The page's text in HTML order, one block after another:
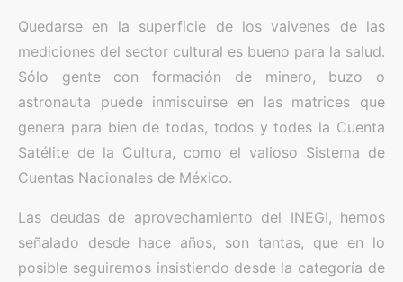
Quedarse en la superficie de los vaivenes de las
mediciones del sector cultural es bueno para la salud.
Sólo gente con formación de minero, buzo o
astronauta puede inmiscuirse en las matrices que
genera para bien de todas, todos y todes la Cuenta
Satélite de la Cultura, como el valioso Sistema de
Cuentas Nacionales de México.
Las deudas de aprovechamiento del INEGI, hemos
señalado desde hace años, son tantas, que en lo
posible seguiremos insistiendo desde la categoría de